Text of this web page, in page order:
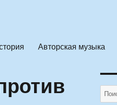
Авторская музыка
Искать: